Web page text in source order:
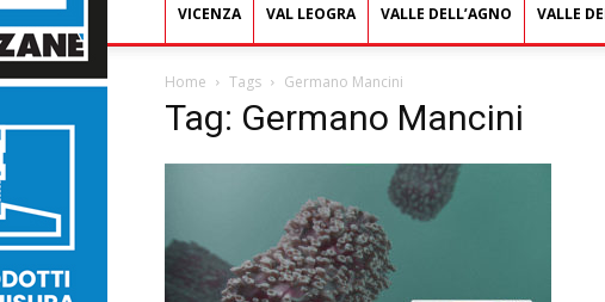
VICENZA VAL LEOGRA VALLE DELL’AGNO VALLE
Home Tags Germano Mancini
Tag: Germano Mancini